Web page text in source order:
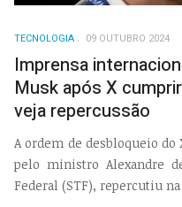
TECNOLOGIA 09 OUTUBRO 2024
Imprensa
Musk após X
veja repercussão
A ordem de desbloqueio do
pelo ministro Alexandre
Federal (STF), repercutiu